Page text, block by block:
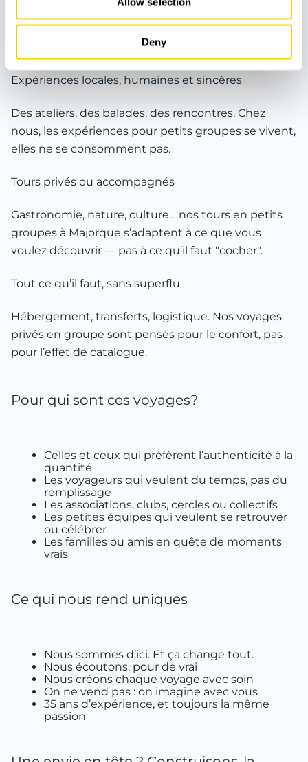
Deny
soin qu’on met dans chaque moment. Nos voyages
exclusifs pour petits groupes misent sur le vrai.
Expériences locales, humaines et sincères
Des ateliers, des balades, des rencontres. Chez
nous, les expériences pour petits groupes se vivent,
elles ne se consomment pas.
Tours privés ou accompagnés
Gastronomie, nature, culture… nos tours en petits
groupes à Majorque s’adaptent à ce que vous
voulez découvrir — pas à ce qu’il faut "cocher".
Tout ce qu’il faut, sans superflu
Hébergement, transferts, logistique. Nos voyages
privés en groupe sont pensés pour le confort, pas
pour l’effet de catalogue.
Pour qui sont ces voyages?
Celles et ceux qui préfèrent l’authenticité à la
quantité
Les voyageurs qui veulent du temps, pas du
remplissage
Les associations, clubs, cercles ou collectifs
Les petites équipes qui veulent se retrouver
ou célébrer
Les familles ou amis en quête de moments
vrais
Ce qui nous rend uniques
Nous sommes d’ici. Et ça change tout.
Nous écoutons, pour de vrai
Nous créons chaque voyage avec soin
On ne vend pas : on imagine avec vous
35 ans d’expérience, et toujours la même
passion